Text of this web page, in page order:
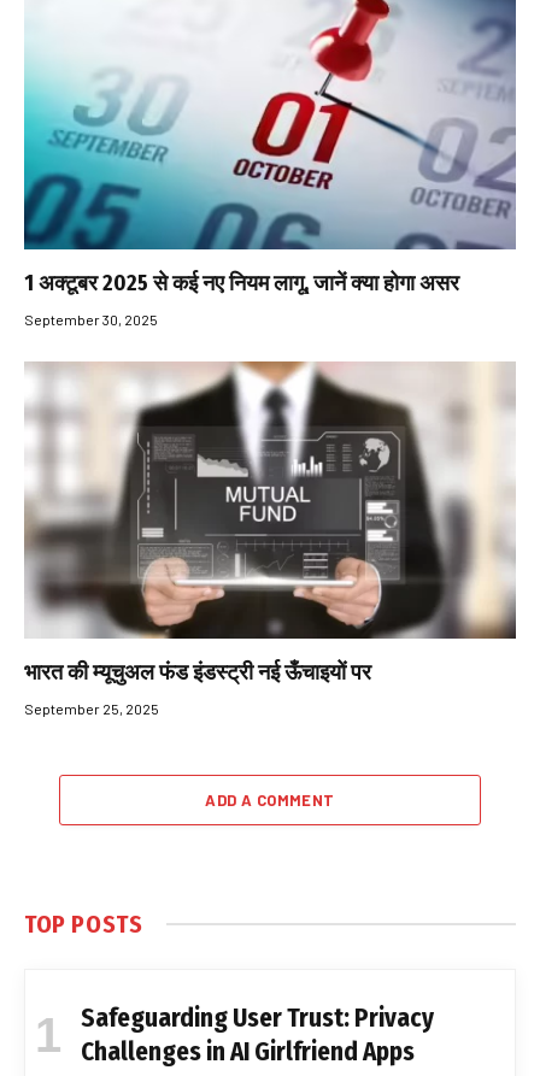
1 अक्टूबर 2025 से कई नए नियम लागू, जानें क्या होगा असर
September 30, 2025
भारत की म्यूचुअल फंड इंडस्ट्री नई ऊँचाइयों पर
September 25, 2025
ADD A COMMENT
TOP POSTS
Safeguarding User Trust: Privacy
Challenges in AI Girlfriend Apps